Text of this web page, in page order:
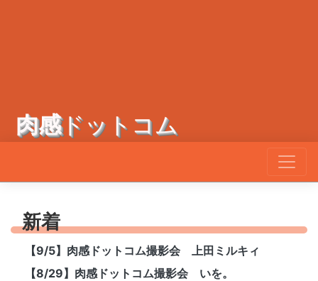
肉感ドットコム
新着
【9/5】肉感ドットコム撮影会 上田ミルキィ
【8/29】肉感ドットコム撮影会 いを。